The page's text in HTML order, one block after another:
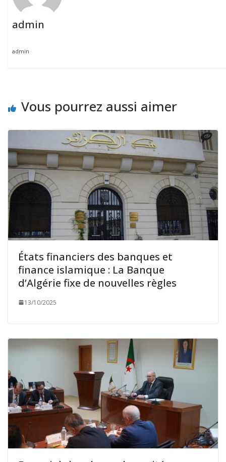
admin
admin
Vous pourrez aussi aimer
États financiers des banques et
finance islamique : La Banque
d’Algérie fixe de nouvelles règles
13/10/2025